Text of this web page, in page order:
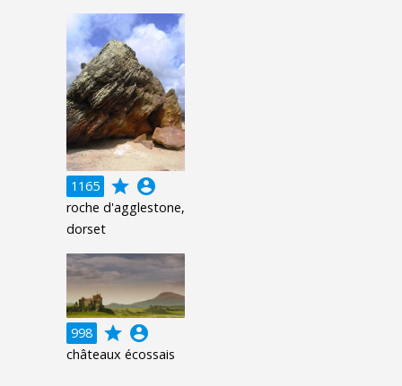
1165 grade account_circle
roche d'agglestone,
dorset
998 grade account_circle
châteaux écossais